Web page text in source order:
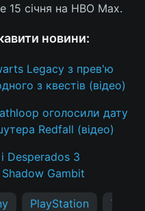
січня на HBO Max.
новини:
Legacy з прев'ю
з квестів (відео)
оголосили дату
Redfall (відео)
Desperados 3
Gambit
PlayStation The